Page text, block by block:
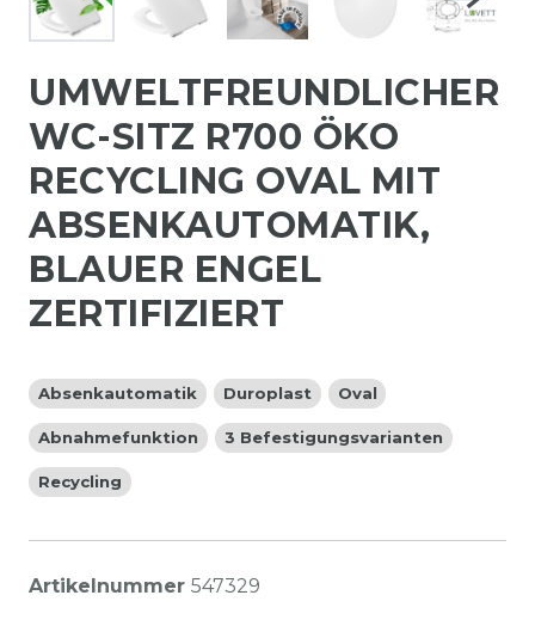
UMWELTFREUNDLICHER
WC-SITZ R700 ÖKO
RECYCLING OVAL MIT
ABSENKAUTOMATIK,
BLAUER ENGEL
ZERTIFIZIERT
Absenkautomatik Duroplast Oval
Abnahmefunktion 3 Befestigungsvarianten
Recycling
Artikelnummer 547329